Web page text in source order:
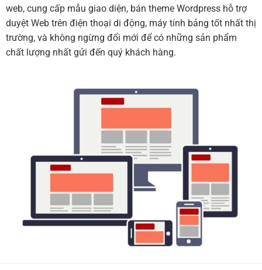
web, cung cấp mẫu giao diện, bán theme Wordpress hỗ trợ
duyệt Web trên điện thoại di động, máy tính bảng tốt nhất thị
trường, và không ngừng đổi mới để có những sản phẩm
chất lượng nhất gửi đến quý khách hàng.